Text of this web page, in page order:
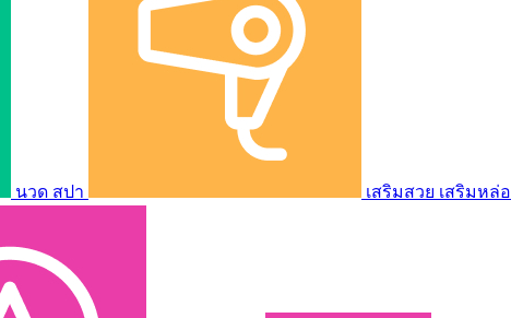
นวด สปา เสริมสวย เสริมหล่อ